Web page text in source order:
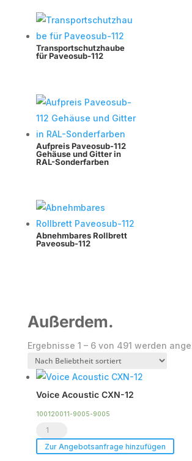
Transportschutzhaube
für Paveosub-112
Aufpreis Paveosub-112
Gehäuse und Gitter in
RAL-Sonderfarben
Abnehmbares Rollbrett
Paveosub-112
Außerdem.
Ergebnisse 1 – 6 von 491 werden
Voice Acoustic CXN-12
100120011-9005-9005
Voice
Acoustic
Zur Angebotsanfrage hinzufügen